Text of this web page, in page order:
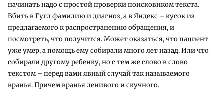
начинать надо с простой проверки поисковиком текста.
Вбить в Гугл фамилию и диагноз, а в Яндекс – кусок из
предлагаемого к распространению обращения, и
посмотреть, что получится. Может оказаться, что пациент
уже умер, а помощь ему собирали много лет назад. Или что
собирали другому ребенку, но с тем же слово в слово
текстом – перед вами явный случай так называемого
вранья. Причем вранья ленивого и скучного.